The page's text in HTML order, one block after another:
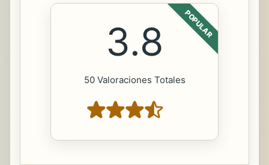
POPULAR
3.8
50 Valoraciones Totales